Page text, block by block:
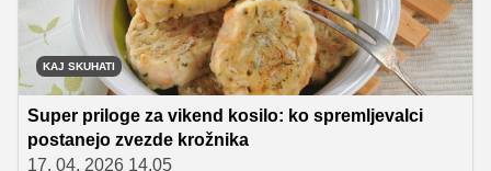
KAJ SKUHATI
Super priloge za vikend kosilo: ko spremljevalci
postanejo zvezde krožnika
17. 04. 2026 14.05